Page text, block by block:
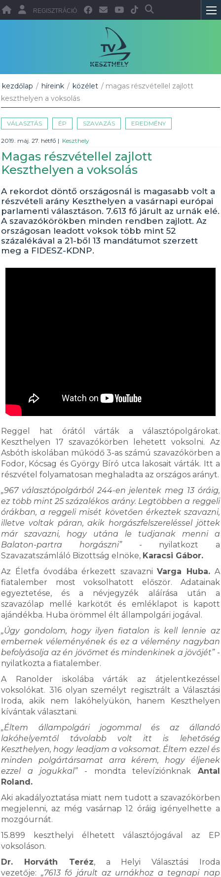
REGISZTRÁCIÓ
kezdőlap / híreink / közélet / magas részvétellel zajlott
keszthelyen a voksolás
VÁLASZTÁS ÉP SZAVAZÁS EREDMÉNY
2019. máj. 27. hétfő | Keszthely
Magas részvétellel zajlott
Keszthelyen a voksolás
A rekordot döntő országosnál is magasabb volt a
részvételi arány Keszthelyen a vasárnapi európai
parlamenti választáson. 7.613 fő járult az urnák elé.
A szavazókörökben minden rendben zajlott. Az
országosan leadott voksok több mint 52
százalékával a 21-ből 13 mandátumot szerzett
meg a FIDESZ-KDNP.
Reggel hat órától várták a választópolgárokat.
Keszthelyen 17 szavazókörben lehetett voksolni. Az
Asbóth iskolában működő 3-as számú szavazókörben a
Fodor, Kócsag és György Bíró utca lakosait várták. Itt a
részvétel folyamatosan meghaladta az országos arányt.
„967 választópolgárból 244-en jelentek meg 13 óráig,
ez több mint 25 százalékos arány. Legtöbben a reggeli
órákban, a reggeli misét követően érkeztek szavazni,
illetve voltak páran, akik horgászfelszereléssel jöttek
már szavazni, hogy utána le tudjanak menni a
Balaton-partra horgászni”- nyilatkozt a
Szavazatszámláló Bizottság elnöke, Karacsi Gábor.
Az Életfa óvodába érkezett szavazniVarga Huba. A
fiatalember most voksolhatott először. Adatainak
egyeztetése, és a névjegyzék aláírása után a
szavazólap mellé karkötőt és emléklapot is kapott
ajándékba. Huba örömmel élt állampolgári jogával.
„Úgy gondolom, hogy ilyen fiatalon is kell lennie az
embernek véleményének és ez a vélemény nagyban
befolyásolja az én jövőmet és mindenkinek a jövőjét”-
nyilatkozta a fiatalember.
A Ranolder iskolába várták az átjelentkezéssel
voksolókat. 316 olyan személyt regisztrált a Választási
Iroda, akik nem lakóhelyükön, hanem Keszthelyen
kívántak választani.
„Éltem állampolgári jogommal és az állandó
lakóhelyemtől távolabb volt itt is lehetőség
Keszthelyen, hogy leadjam a voksomat. Éltem ezzel és
minden polgártársamat arra kérem, hogy éljenek
ezzel a jogukkal”- mondta televíziónknak Antal
Roland.
Aki akadályoztatása miatt nem tudott a szavazókörben
megjelenni, az még vasárnap 12 óráig igényelhette a
mozgóurnát.
15.899 keszthelyi élhetett választójogával az EP
voksoláson.
Dr. Horváth Teréz, a Helyi Választási Iroda
vezetője: „7613 fő járult az urnákhoz a tegnapi nap